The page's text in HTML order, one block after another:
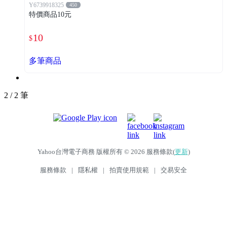
Y6739918325 450
特價商品10元
$10
多筆商品
2 / 2 筆
Yahoo台灣電子商務 版權所有 © 2026 服務條款(更新)
服務條款 | 隱私權 | 拍賣使用規範 | 交易安全